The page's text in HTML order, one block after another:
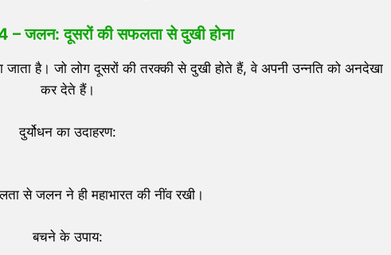
–जलन: दूसरों की सफलता से दुखी होना
जाता है। जो लोग दूसरों की तरक्की से दुखी होते हैं, वे अपनी उन्नति को अनदेखा
कर देते हैं।
दुर्योधन का उदाहरण:
से जलन ने ही महाभारत की नींव रखी।
बचने के उपाय: